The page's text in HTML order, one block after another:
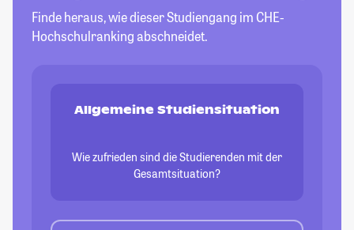
Finde heraus, wie dieser Studiengang im CHE-
Hochschulranking abschneidet.
Allgemeine Studiensituation
Wie zufrieden sind die Studierenden mit der
Gesamtsituation?